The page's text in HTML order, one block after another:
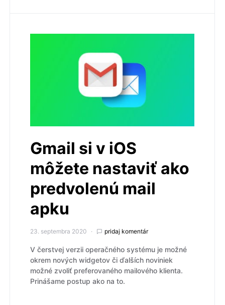
Gmail si v iOS
môžete nastaviť ako
predvolenú mail
apku
23. septembra 2020 pridaj komentár
V čerstvej verzii operačného systému je možné
okrem nových widgetov či ďalších noviniek
možné zvoliť preferovaného mailového klienta.
Prinášame postup ako na to.